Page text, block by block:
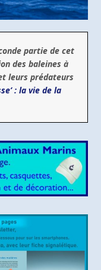
partie de cet
des baleines à
leurs prédateurs
: la vie de la